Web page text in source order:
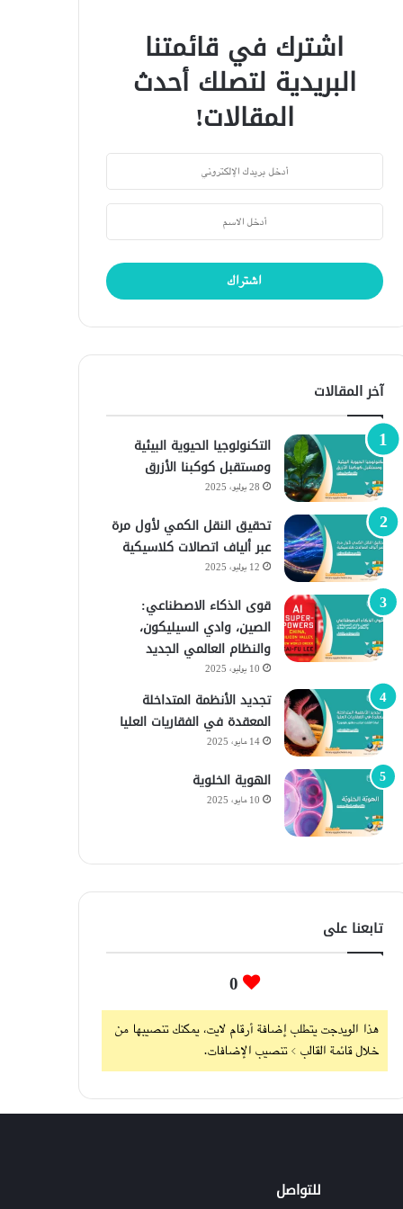
اشترك في قائمتنا
البريدية لتصلك أحدث
المقالات!
آخر المقالات
التكنولوجيا الحيوية البيئية
ومستقبل كوكبنا الأزرق
28 يوليو، 2025
تحقيق النقل الكمي لأول مرة
عبر ألياف اتصالات كلاسيكية
12 يوليو، 2025
قوى الذكاء الاصطناعي:
الصين، وادي السيليكون،
والنظام العالمي الجديد
10 يوليو، 2025
تجديد الأنظمة المتداخلة
المعقدة في الفقاريات العليا
14 مايو، 2025
الهوية الخلوية
10 مايو، 2025
تابعنا على
0
هذا الويدجت يتطلب إضافة أرقام لايت، يمكنك تنصيبها من
خلال قائمة القالب > تنصيب الإضافات.
للتواصل